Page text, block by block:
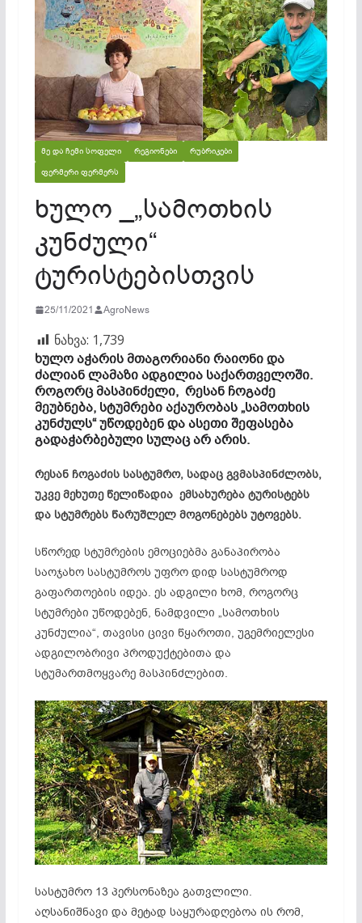
ᲛᲔ ᲓᲐ ᲩᲔᲛᲘ ᲡᲝᲤᲔᲚᲘ ᲠᲔᲒᲘᲝᲜᲔᲑᲘ
ᲠᲣᲑᲠᲘᲙᲔᲑᲘ
ᲤᲔᲠᲛᲔᲠᲘ ᲤᲔᲠᲛᲔᲠᲡ
ხულო _„სამოთხის
კუნძული“
ტურისტებისთვის
25/11/2021 AgroNews
ნახვა: 1,739
ხულო აჭარის მთაგორიანი რაიონი და
ძალიან ლამაზი ადგილია საქართველოში.
როგორც მასპინძელი, რესან ჩოგაძე
მეუბნება, სტუმრები აქაურობას „სამოთხის
კუნძულს“ უწოდებენ და ასეთი შეფასება
გადაჭარბებული სულაც არ არის.
რესან ჩოგაძის სასტუმრო, სადაც გვმასპინძლობს,
უკვე მეხუთე წელიწადია ემსახურება ტურისტებს
და სტუმრებს წარუშლელ მოგონებებს უტოვებს.
სწორედ სტუმრების ემოციებმა განაპირობა
საოჯახო სასტუმროს უფრო დიდ სასტუმროდ
გაფართოების იდეა. ეს ადგილი ხომ, როგორც
სტუმრები უწოდებენ, ნამდვილი „სამოთხის
კუნძულია“, თავისი ცივი წყაროთი, უგემრიელესი
ადგილობრივი პროდუქტებითა და
სტუმართმოყვარე მასპინძლებით.
სასტუმრო 13 პერსონაზეა გათვლილი.
აღსანიშნავი და მეტად საყურადღებოა ის რომ,